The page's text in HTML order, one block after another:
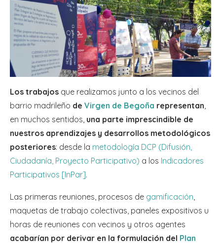
Los trabajos que realizamos junto a los vecinos del
barrio madrileño de Virgen de Begoña representan,
en muchos sentidos, una parte imprescindible de
nuestros aprendizajes y desarrollos metodológicos
posteriores: desde la metodología DCP (Difusión,
Ciudadanía, Proyecto Participativo) a los Indicadores
Participativos [InPar].
Las primeras reuniones, procesos de gamificación,
maquetas de trabajo colectivas, paneles expositivos u
horas de reuniones con vecinos y otros agentes
acabarían por derivar en la formulación del Plan